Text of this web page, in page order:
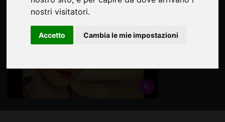
nostri visitatori.
Accetto Cambia le mie impostazioni